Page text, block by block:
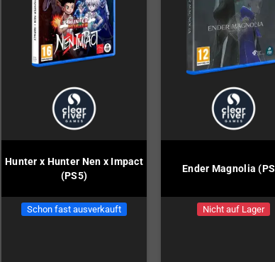
Hunter x Hunter Nen x Impact
(PS5)
Schon fast ausverkauft
Ender Magnolia
Nicht auf Lager